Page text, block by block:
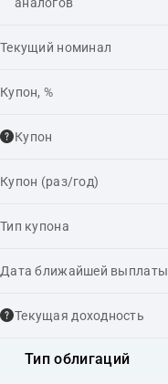
Текущий номинал
Купон, %
Купон
Купон (раз/год)
Тип купона
Дата ближайшей выплаты
Текущая доходность
Тип облигаций